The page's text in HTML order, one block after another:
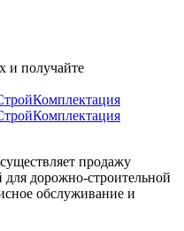
и получайте
продажу
для дорожно-строительной
обслуживание и